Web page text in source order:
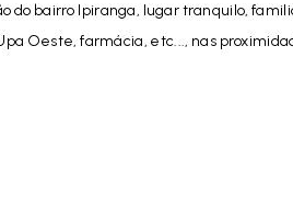
do bairro Ipiranga, lugar tranquilo,
Oeste, farmácia, etc..., nas